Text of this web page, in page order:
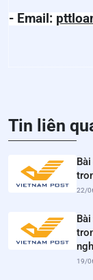
- Email:
Tin liên
22/
19/